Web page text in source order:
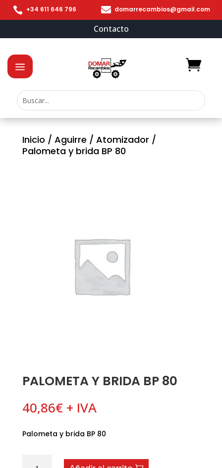
 +34 611 646 796  domarrecambios@gmail.com
Contacto
Inicio / Aguirre / Atomizador /
Palometa y brida BP 80
PALOMETA Y BRIDA BP 80
40,86€ + IVA
Palometa y brida BP 80